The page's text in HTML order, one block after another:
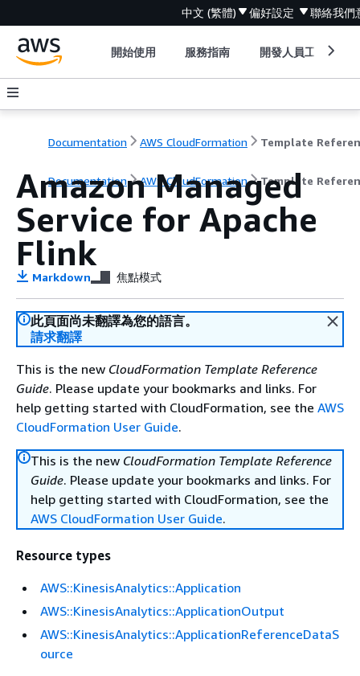
中文 (繁體) 偏好設定 聯絡我們
開始使用 服務指南 開發人員工具
Documentation AWS CloudFormation Template
Documentation AWS CloudFormation Template
Amazon Managed
Service for Apache
Flink
Markdown 焦點模式
此頁面尚未翻譯為您的語言。
請求翻譯
This is the new CloudFormation Template Reference
Guide. Please update your bookmarks and links. For
help getting started with CloudFormation, see the AWS
CloudFormation User Guide.
This is the new CloudFormation Template Reference
Guide. Please update your bookmarks and links. For
help getting started with CloudFormation, see the
AWS CloudFormation User Guide.
Resource types
AWS::KinesisAnalytics::Application
AWS::KinesisAnalytics::ApplicationOutput
AWS::KinesisAnalytics::ApplicationReferenceDataS
ource